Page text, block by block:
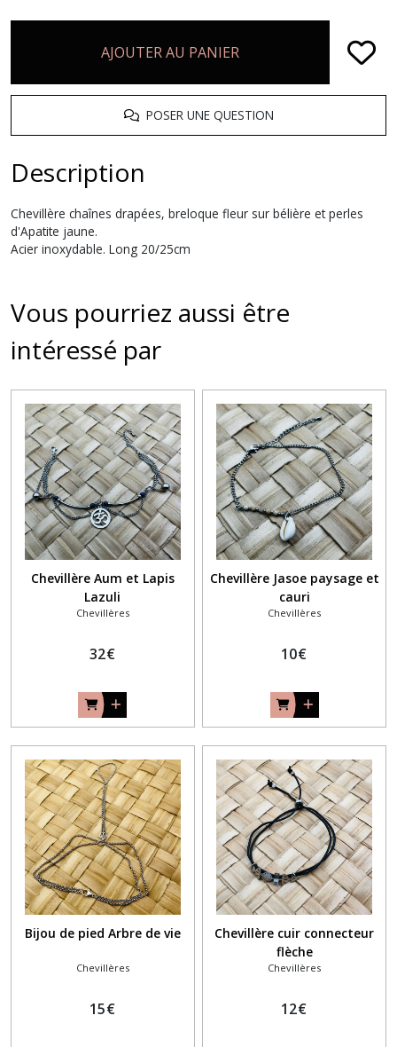
AJOUTER AU PANIER
POSER UNE QUESTION
Description
Chevillère chaînes drapées, breloque fleur sur bélière et perles
d'Apatite jaune.
Acier inoxydable. Long 20/25cm
Vous pourriez aussi être
intéressé par
Chevillère Aum et Lapis
Lazuli
Chevillères
32€
Chevillère Jasoe paysage et
cauri
Chevillères
10€
Bijou de pied Arbre de vie
Chevillères
15€
Chevillère cuir connecteur
flèche
Chevillères
12€